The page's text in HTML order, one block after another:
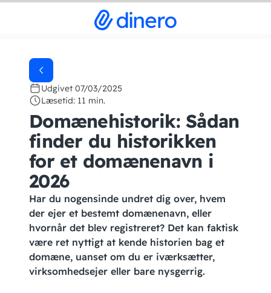
Udgivet 07/03/2025
Læsetid: 11 min.
Domænehistorik: Sådan
finder du historikken
for et domænenavn i
2026
Har du nogensinde undret dig over, hvem
der ejer et bestemt domænenavn, eller
hvornår det blev registreret? Det kan faktisk
være ret nyttigt at kende historien bag et
domæne, uanset om du er iværksætter,
virksomhedsejer eller bare nysgerrig.